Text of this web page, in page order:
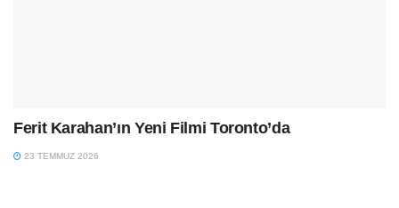
Ferit Karahan’ın Yeni Filmi Toronto’da
23 TEMMUZ 2026